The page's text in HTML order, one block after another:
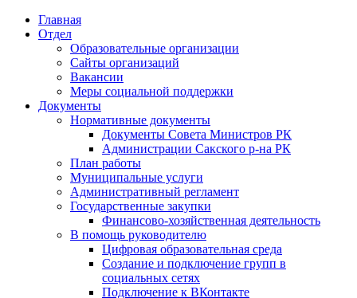
Главная
Отдел
Образовательные организации
Сайты организаций
Вакансии
Меры социальной поддержки
Документы
Нормативные документы
Документы Совета Министров РК
Администрации Сакского р-на РК
План работы
Муниципальные услуги
Административный регламент
Государственные закупки
Финансово-хозяйственная деятельность
В помощь руководителю
Цифровая образовательная среда
Создание и подключение групп в
социальных сетях
Подключение к ВКонтакте